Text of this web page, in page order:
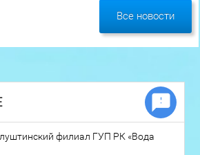
Все новости
филиал ГУП РК «Вода